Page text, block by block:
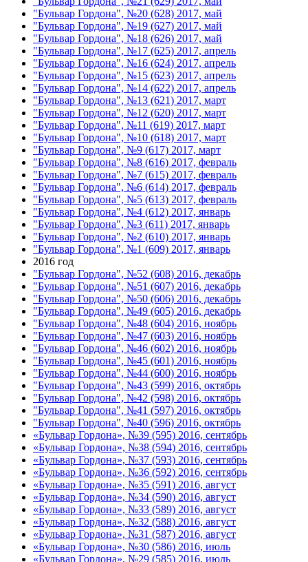
"Бульвар Гордона", №20 (628) 2017, май
"Бульвар Гордона", №19 (627) 2017, май
"Бульвар Гордона", №18 (626) 2017, май
"Бульвар Гордона", №17 (625) 2017, апрель
"Бульвар Гордона", №16 (624) 2017, апрель
"Бульвар Гордона", №15 (623) 2017, апрель
"Бульвар Гордона", №14 (622) 2017, апрель
"Бульвар Гордона", №13 (621) 2017, март
"Бульвар Гордона", №12 (620) 2017, март
"Бульвар Гордона", №11 (619) 2017, март
"Бульвар Гордона", №10 (618) 2017, март
"Бульвар Гордона", №9 (617) 2017, март
"Бульвар Гордона", №8 (616) 2017, февраль
"Бульвар Гордона", №7 (615) 2017, февраль
"Бульвар Гордона", №6 (614) 2017, февраль
"Бульвар Гордона", №5 (613) 2017, февраль
"Бульвар Гордона", №4 (612) 2017, январь
"Бульвар Гордона", №3 (611) 2017, январь
"Бульвар Гордона", №2 (610) 2017, январь
"Бульвар Гордона", №1 (609) 2017, январь
2016 год
"Бульвар Гордона", №52 (608) 2016, декабрь
"Бульвар Гордона", №51 (607) 2016, декабрь
"Бульвар Гордона", №50 (606) 2016, декабрь
"Бульвар Гордона", №49 (605) 2016, декабрь
"Бульвар Гордона", №48 (604) 2016, ноябрь
"Бульвар Гордона", №47 (603) 2016, ноябрь
"Бульвар Гордона", №46 (602) 2016, ноябрь
"Бульвар Гордона", №45 (601) 2016, ноябрь
"Бульвар Гордона", №44 (600) 2016, ноябрь
"Бульвар Гордона", №43 (599) 2016, октябрь
"Бульвар Гордона", №42 (598) 2016, октябрь
"Бульвар Гордона", №41 (597) 2016, октябрь
"Бульвар Гордона", №40 (596) 2016, октябрь
«Бульвар Гордона», №39 (595) 2016, сентябрь
«Бульвар Гордона», №38 (594) 2016, сентябрь
«Бульвар Гордона», №37 (593) 2016, сентябрь
«Бульвар Гордона», №36 (592) 2016, сентябрь
«Бульвар Гордона», №35 (591) 2016, август
«Бульвар Гордона», №34 (590) 2016, август
«Бульвар Гордона», №33 (589) 2016, август
«Бульвар Гордона», №32 (588) 2016, август
«Бульвар Гордона», №31 (587) 2016, август
«Бульвар Гордона», №30 (586) 2016, июль
«Бульвар Гордона», №29 (585) 2016, июль